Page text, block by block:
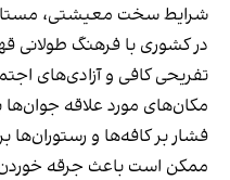
شرایط سخت معیشتی،
در کشوری با فرهنگ طولانی
تفریحی کافی و آزادی‌های
مکان‌های مورد علاقه جوان‌ها
فشار بر کافه‌ها و رستوران‌ها
ممکن است باعث جرقه